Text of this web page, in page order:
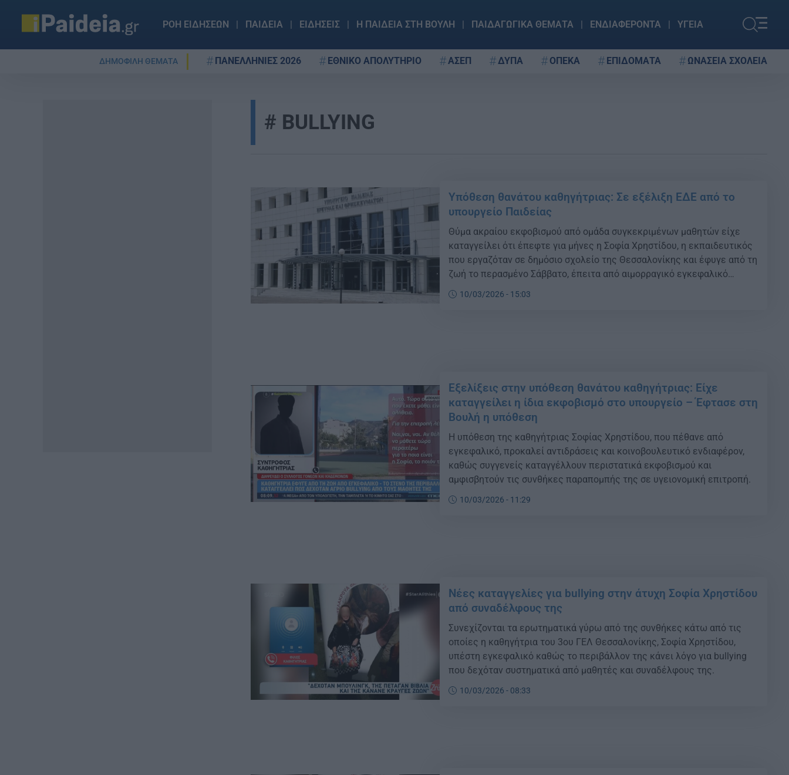
ΡΟΗ ΕΙΔΗΣΕΩΝ ΠΑΙΔΕΙΑ ΕΙΔΗΣΕΙΣ Η ΠΑΙΔΕΙΑ ΣΤΗ ΒΟΥΛΗ ΠΑΙΔΑΓΩΓΙΚΑ ΘΕΜΑΤΑ ΕΝΔΙΑΦΕΡΟΝΤΑ ΥΓΕΙΑ
ΔΗΜΟΦΙΛΗ ΘΕΜΑΤΑ ΠΑΝΕΛΛΗΝΙΕΣ 2026 ΕΘΝΙΚΟ ΑΠΟΛΥΤΗΡΙΟ ΑΣΕΠ ΔΥΠΑ ΟΠΕΚΑ ΕΠΙΔΟΜΑΤΑ ΩΝΑΣΕΙΑ ΣΧΟΛΕΙΑ
BULLYING
Υπόθεση θανάτου καθηγήτριας: Σε εξέλιξη ΕΔΕ από το
υπουργείο Παιδείας
Θύμα ακραίου εκφοβισμού από ομάδα συγκεκριμένων μαθητών είχε
καταγγείλει ότι έπεφτε για μήνες η Σοφία Χρηστίδου, η εκπαιδευτικός
που εργαζόταν σε δημόσιο σχολείο της Θεσσαλονίκης και έφυγε από τη
ζωή το περασμένο Σάββατο, έπειτα από αιμορραγικό εγκεφαλικό
επεισόδιο.
10/03/2026 - 15:03
Εξελίξεις στην υπόθεση θανάτου καθηγήτριας: Είχε
καταγγείλει η ίδια εκφοβισμό στο υπουργείο – Έφτασε στη
Βουλή η υπόθεση
Η υπόθεση της καθηγήτριας Σοφίας Χρηστίδου, που πέθανε από
εγκεφαλικό, προκαλεί αντιδράσεις και κοινοβουλευτικό ενδιαφέρον,
καθώς συγγενείς καταγγέλλουν περιστατικά εκφοβισμού και
αμφισβητούν τις συνθήκες παραπομπής της σε υγειονομική επιτροπή.
10/03/2026 - 11:29
Νέες καταγγελίες για bullying στην άτυχη Σοφία Χρηστίδου
από συναδέλφους της
Συνεχίζονται τα ερωτηματικά γύρω από της συνθήκες κάτω από τις
οποίες η καθηγήτρια του 3ου ΓΕΛ Θεσσαλονίκης, Σοφία Χρηστίδου,
υπέστη εγκεφαλικό καθώς το περιβάλλον της κάνει λόγο για bullying
που δεχόταν συστηματικά από μαθητές και συναδέλφους της.
10/03/2026 - 08:33